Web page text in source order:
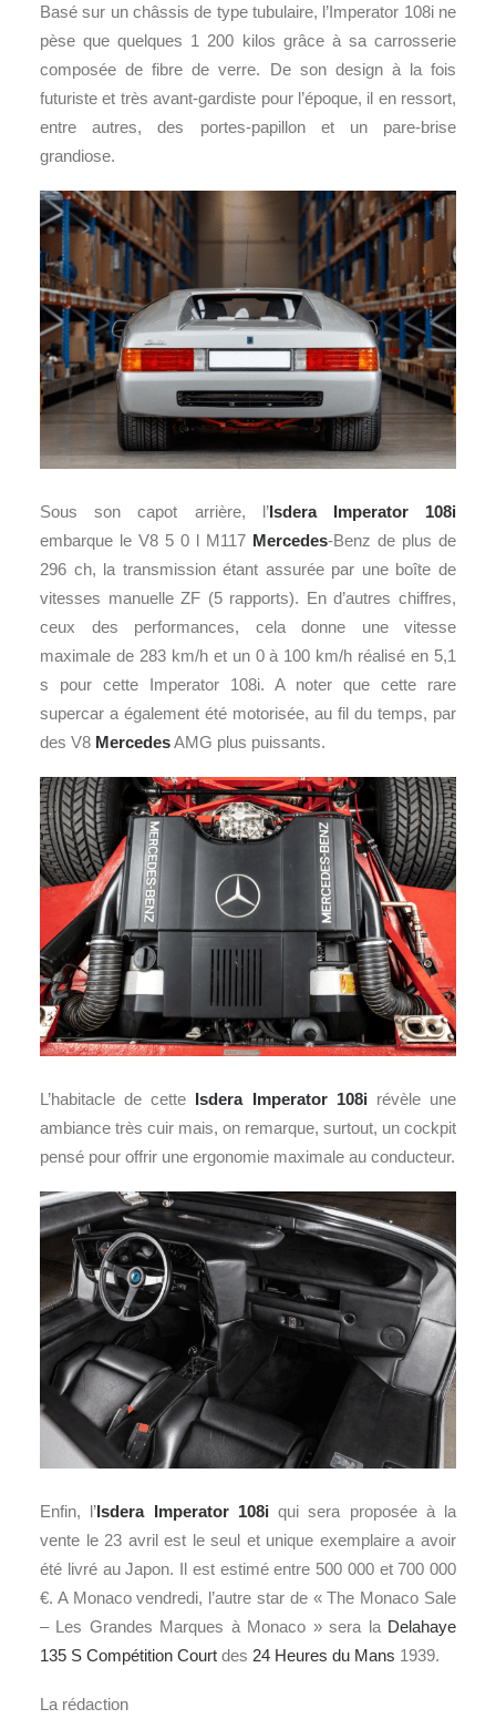
Basé sur un châssis de type tubulaire, l’Imperator 108i ne
pèse que quelques 1 200 kilos grâce à sa carrosserie
composée de fibre de verre. De son design à la fois
futuriste et très avant-gardiste pour l’époque, il en ressort,
entre autres, des portes-papillon et un pare-brise
grandiose.
Sous son capot arrière, l’Isdera Imperator 108i
embarque le V8 5 0 l M117 Mercedes-Benz de plus de
296 ch, la transmission étant assurée par une boîte de
vitesses manuelle ZF (5 rapports). En d’autres chiffres,
ceux des performances, cela donne une vitesse
maximale de 283 km/h et un 0 à 100 km/h réalisé en 5,1
s pour cette Imperator 108i. A noter que cette rare
supercar a également été motorisée, au fil du temps, par
des V8 MercedesAMG plus puissants.
L’habitacle de cette Isdera Imperator 108i révèle une
ambiance très cuir mais, on remarque, surtout, un cockpit
pensé pour offrir une ergonomie maximale au conducteur.
Enfin, l’Isdera Imperator 108i qui sera proposée à la
vente le 23 avril est le seul et unique exemplaire a avoir
été livré au Japon. Il est estimé entre 500 000 et 700 000
€. A Monaco vendredi, l’autre star de « The Monaco Sale
– Les Grandes Marques à Monaco » sera la Delahaye
135 S Compétition Court des 24 Heures du Mans 1939.
La rédaction